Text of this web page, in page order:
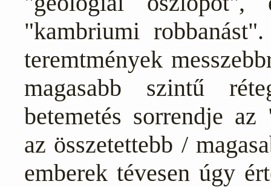
"kambriumi
teremtmények
magasabb szintű
betemetés sorrendje
az összetettebb /
emberek tévesen úgy